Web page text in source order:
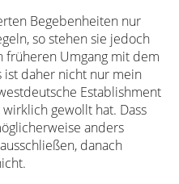
Begebenheiten nur
so stehen sie jedoch
früheren Umgang mit dem
ist daher nicht nur mein
Establishment
gewollt hat. Dass
anders
danach